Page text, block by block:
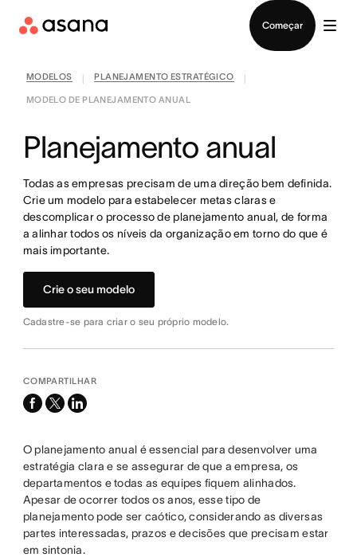
Começar
MODELOS PLANEJAMENTO ESTRATÉGICO
MODELO DE PLANEJAMENTO ANUAL
Planejamento anual
Todas as empresas precisam de uma direção bem definida.
Crie um modelo para estabelecer metas claras e
descomplicar o processo de planejamento anual, de forma
a alinhar todos os níveis da organização em torno do que é
mais importante.
Crie o seu modelo
Cadastre-se para criar o seu próprio modelo.
COMPARTILHAR
facebook
x-
linkedin
O planejamento anual é essencial para desenvolver uma
estratégia clara e se assegurar de que a empresa, os
departamentos e todas as equipes fiquem alinhados.
Apesar de ocorrer todos os anos, esse tipo de
planejamento pode ser caótico, considerando as diversas
partes interessadas, prazos e decisões que precisam estar
em sintonia.